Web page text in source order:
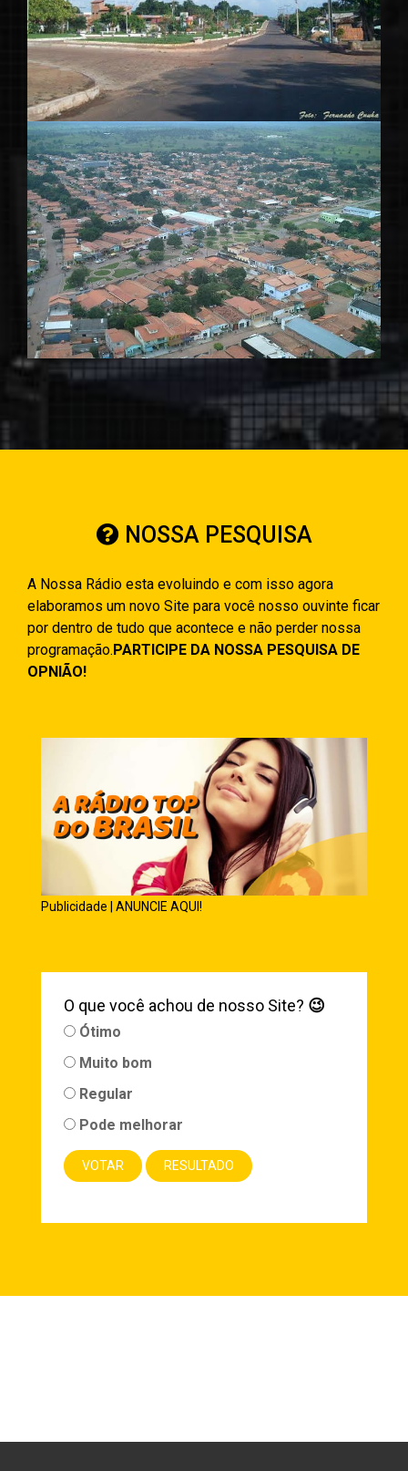
NOSSA PESQUISA
A Nossa Rádio esta evoluindo e com isso agora
elaboramos um novo Site para você nosso ouvinte ficar
por dentro de tudo que acontece e não perder nossa
programação.PARTICIPE DA NOSSA PESQUISA DE
OPNIÃO!
Publicidade | ANUNCIE AQUI!
O que você achou de nosso Site? 😉
Ótimo
Muito bom
Regular
Pode melhorar